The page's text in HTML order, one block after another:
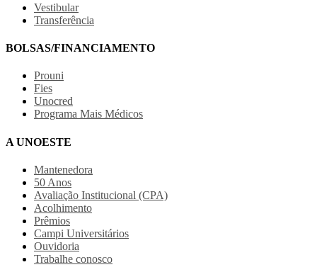
Vestibular
Transferência
BOLSAS/FINANCIAMENTO
Prouni
Fies
Unocred
Programa Mais Médicos
A UNOESTE
Mantenedora
50 Anos
Avaliação Institucional (CPA)
Acolhimento
Prêmios
Campi Universitários
Ouvidoria
Trabalhe conosco